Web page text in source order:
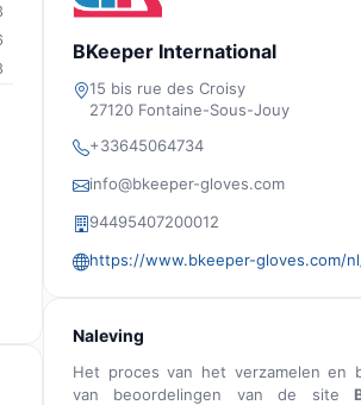
BKeeper International
15 bis rue des Croisy
27120 Fontaine-Sous-Jouy
+33645064734
info@bkeeper-gloves.com
94495407200012
https://www.bkeeper-gloves.com/
Naleving
Het proces van het verzamelen en
van beoordelingen van de site